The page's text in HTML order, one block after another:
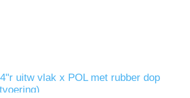
uitw vlak x POL met rubber dop